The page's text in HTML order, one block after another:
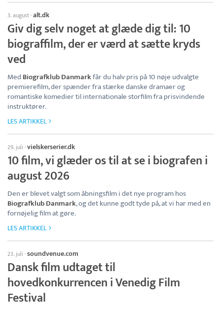
3. august·alt.dk
Giv dig selv noget at glæde dig til: 10
biograffilm, der er værd at sætte kryds
ved
Med Biografklub Danmarkfår du halv pris på 10 nøje udvalgte
premierefilm, der spænder fra stærke danske dramaer og
romantiske komedier til internationale storfilm fra prisvindende
instruktører.
LES ARTIKKEL
29. juli ·vielskerserier.dk
10 film, vi glæder os til at se i biografen i
august 2026
Den er blevet valgt som åbningsfilm i det nye program hos
Biografklub Danmark, og det kunne godt tyde på, at vi har med en
fornøjelig film at gøre.
LES ARTIKKEL
23. juli ·soundvenue.com
Dansk film udtaget til
hovedkonkurrencen i Venedig Film
Festival